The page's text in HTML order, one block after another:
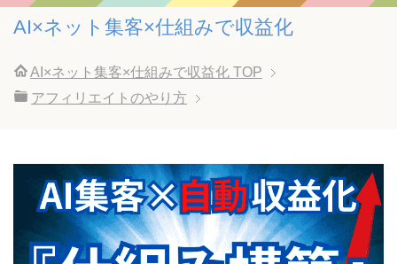
AI×ネット集客×仕組みで収益化
AI×ネット集客×仕組みで収益化 TOP
アフィリエイトのやり方